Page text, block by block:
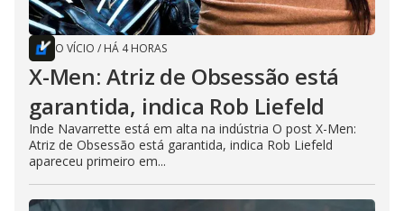
O VÍCIO / HÁ 4 HORAS
X-Men: Atriz de Obsessão está
garantida, indica Rob Liefeld
Inde Navarrette está em alta na indústria O post X-Men:
Atriz de Obsessão está garantida, indica Rob Liefeld
apareceu primeiro em...